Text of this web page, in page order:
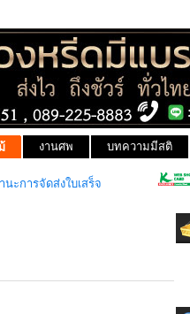
งานศพ บทความมีสติ
ะการจัดส่งใบเสร็จ